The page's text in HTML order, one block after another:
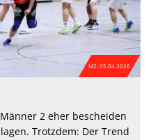
M2: 05.04.2026
2 eher bescheiden
Trotzdem: Der Trend